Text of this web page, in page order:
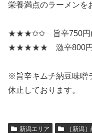
栄養満点のラーメンを
★★★✩✩ 旨辛750円(
★★★★★ 激辛800円
※旨辛キムチ納豆味噌
休止しております。
新潟エリア ［新潟